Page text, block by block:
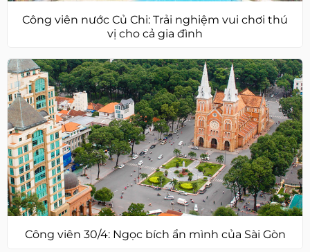
Công viên nước Củ Chi: Trải nghiệm vui chơi thú
vị cho cả gia đình
Công viên 30/4: Ngọc bích ẩn mình của Sài Gòn